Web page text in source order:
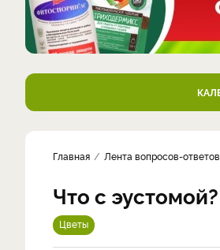
Главная Лента вопросов-ответов
Что с эустомой?
Цветы